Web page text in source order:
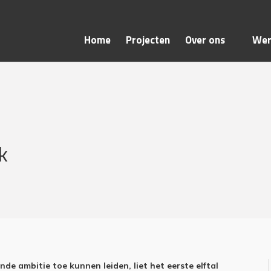
Home Projecten Over ons
ambitie toe kunnen leiden, liet het eerste elftal